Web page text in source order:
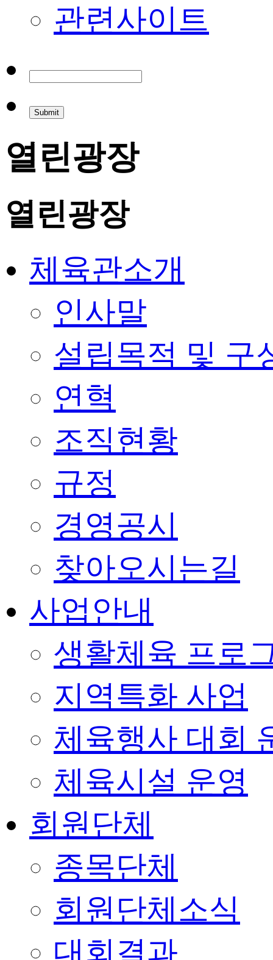
관련사이트
열린광장
열린광장
체육관소개
인사말
설립목적 및 구
연혁
조직현황
규정
경영공시
찾아오시는길
사업안내
생활체육 프로
지역특화 사업
체육행사 대회
체육시설 운영
회원단체
종목단체
회원단체소식
대회결과